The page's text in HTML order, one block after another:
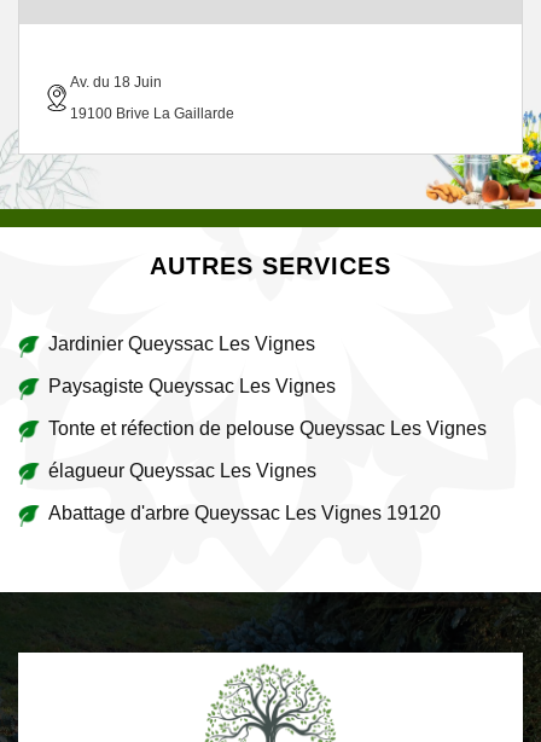
Av. du 18 Juin
19100 Brive La Gaillarde
AUTRES SERVICES
Jardinier Queyssac Les Vignes
Paysagiste Queyssac Les Vignes
Tonte et réfection de pelouse Queyssac Les Vignes
élagueur Queyssac Les Vignes
Abattage d'arbre Queyssac Les Vignes 19120